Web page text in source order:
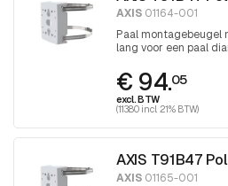
AXIS 01164-001
Paal montagebeugel
lang voor een paal
schroevendraaier
€ 94.05
excl. BTW
(113.80 incl. 21% BTW)
AXIS T91B47
AXIS 01165-001